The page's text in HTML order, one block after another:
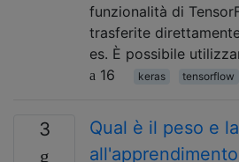
funzionalità di
trasferite
es. È possibile
16
keras tensorflow
3
Qual è il peso e